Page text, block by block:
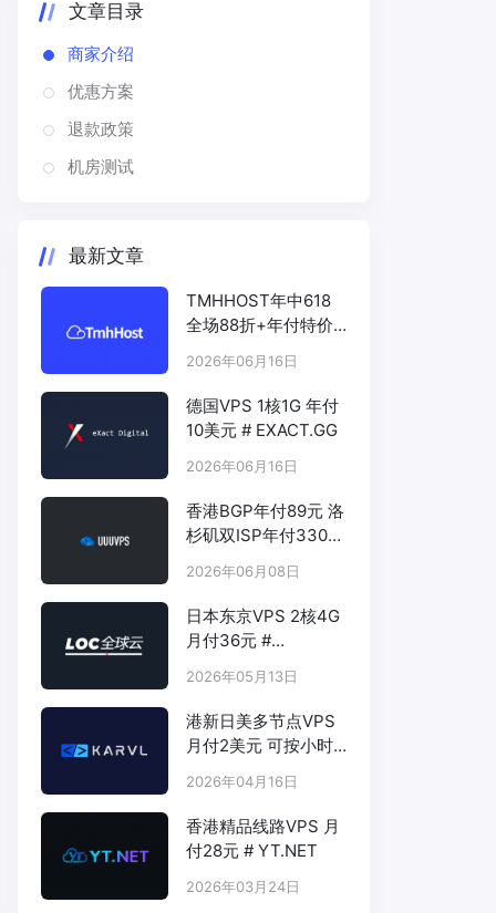
文章目录
商家介绍
优惠方案
退款政策
机房测试
最新文章
TMHHOST年中618
全场88折+年付特价
2026年06月16日
德国VPS 1核1G 年付
10美元 # EXACT.GG
2026年06月16日
香港BGP年付89元 洛
杉矶双ISP年付330元
2026年06月08日
日本东京VPS 2核4G
月付36元 #
2026年05月13日
港新日美多节点VPS
月付2美元 可按小时
2026年04月16日
香港精品线路VPS 月
付28元 # YT.NET
2026年03月24日